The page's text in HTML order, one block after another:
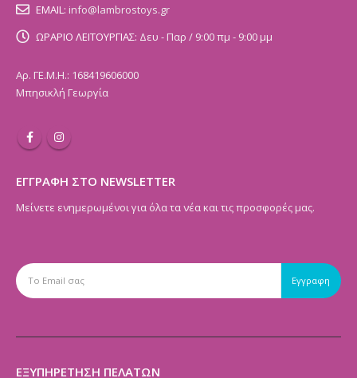
EMAIL: info@lambrostoys.gr
ΩΡΑΡΙΟ ΛΕΙΤΟΥΡΓΙΑΣ: Δευ - Παρ / 9:00 πμ - 9:00 μμ
Αρ. ΓΕ.Μ.Η.: 168419606000
Μπησικλή Γεωργία
ΕΓΓΡΑΦΗ ΣΤΟ NEWSLETTER
Μείνετε ενημερωμένοι για όλα τα νέα και τις προσφορές μας.
ΕΞΥΠΗΡΕΤΗΣΗ ΠΕΛΑΤΩΝ